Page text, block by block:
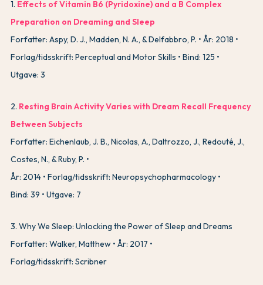
1. Effects of Vitamin B6 (Pyridoxine) and a B Complex
Preparation on Dreaming and Sleep
Forfatter: Aspy, D. J., Madden, N. A., & Delfabbro, P.
År: 2018
Forlag/tidsskrift: Perceptual and Motor Skills
Bind: 125
Utgave: 3
2. Resting Brain Activity Varies with Dream Recall Frequency
Between Subjects
Forfatter: Eichenlaub, J. B., Nicolas, A., Daltrozzo, J., Redouté, J.,
Costes, N., & Ruby, P.
År: 2014
Forlag/tidsskrift: Neuropsychopharmacology
Bind: 39
Utgave: 7
3. Why We Sleep: Unlocking the Power of Sleep and Dreams
Forfatter: Walker, Matthew
År: 2017
Forlag/tidsskrift: Scribner